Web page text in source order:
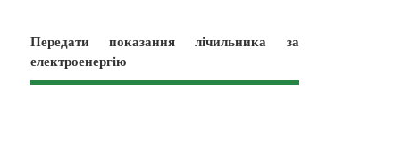
Передати показання лічильника за
електроенергію